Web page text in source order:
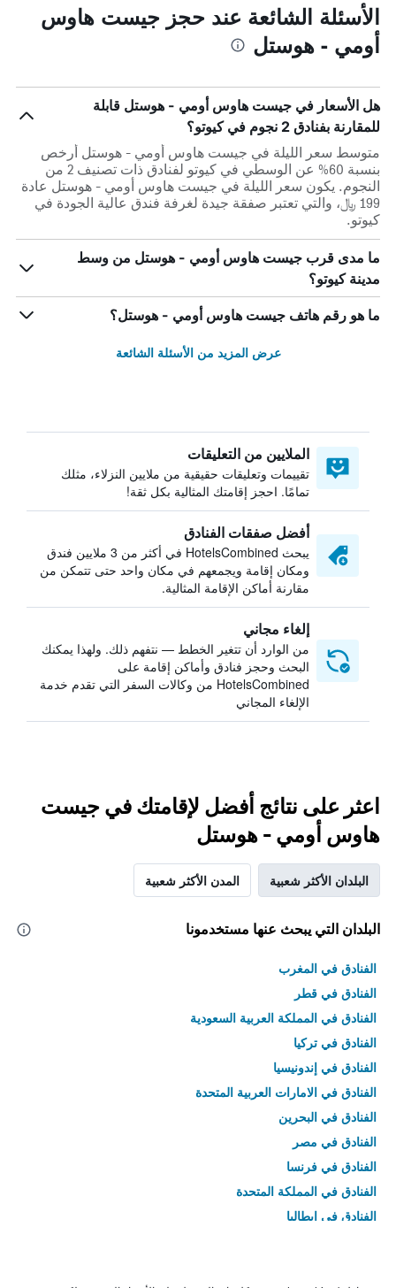
الأسئلة الشائعة عند حجز جيست هاوس
أومي - هوستل
هل الأسعار في جيست هاوس أومي - هوستل قابلة
للمقارنة بفنادق 2 نجوم في كيوتو؟
متوسط سعر الليلة في جيست هاوس أومي - هوستل أرخص
بنسبة 60% عن الوسطي في كيوتو لفنادق ذات تصنيف 2 من
النجوم. يكون سعر الليلة في جيست هاوس أومي - هوستل عادة
199 ﷼، والتي تعتبر صفقة جيدة لغرفة فندق عالية الجودة في
كيوتو.
ما مدى قرب جيست هاوس أومي - هوستل من وسط
مدينة كيوتو؟
ما هو رقم هاتف جيست هاوس أومي - هوستل؟
عرض المزيد من الأسئلة الشائعة
الملايين من التعليقات
تقييمات وتعليقات حقيقية من ملايين النزلاء، مثلك
تمامًا. احجز إقامتك المثالية بكل ثقة!
أفضل صفقات الفنادق
يبحث HotelsCombined في أكثر من 3 ملايين فندق
ومكان إقامة ويجمعهم في مكان واحد حتى تتمكن من
مقارنة أماكن الإقامة المثالية.
إلغاء مجاني
من الوارد أن تتغير الخطط — نتفهم ذلك. ولهذا يمكنك
البحث وحجز فنادق وأماكن إقامة على
HotelsCombined من وكالات السفر التي تقدم خدمة
الإلغاء المجاني
اعثر على نتائج أفضل لإقامتك في جيست
هاوس أومي - هوستل
البلدان الأكثر شعبية المدن الأكثر شعبية
البلدان التي يبحث عنها مستخدمونا
الفنادق في المغرب
الفنادق في قطر
الفنادق في المملكة العربية السعودية
الفنادق في تركيا
الفنادق في إندونيسيا
الفنادق في الامارات العربية المتحدة
الفنادق في البحرين
الفنادق في مصر
الفنادق في فرنسا
الفنادق في المملكة المتحدة
الفنادق في إيطاليا